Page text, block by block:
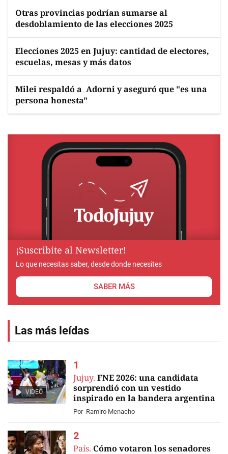
Otras provincias podrían sumarse al
desdoblamiento de las elecciones 2025
Elecciones 2025 en Jujuy: cantidad de electores,
escuelas, mesas y más datos
Milei respaldó a Adorni y aseguró que "es una
persona honesta"
¡Suscribite al Newsletter!
Lo que necesitas saber, desde donde necesites
SABER MÁS
Las más leídas
VIDEO
Jujuy. FNE 2026: una candidata
sorprendió con un vestido
inspirado en la bandera argentina
Por Ramiro Menacho
País. Cómo votaron los senadores